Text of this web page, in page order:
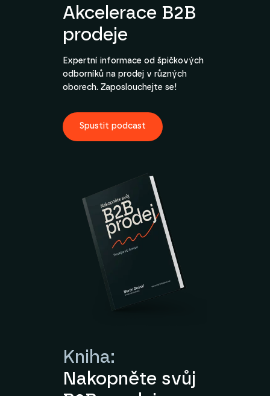
Akcelerace B2B
prodeje
Expertní informace od špičkových
odborníků na prodej v různých
oborech. Zaposlouchejte se!
Spustit podcast
Kniha:
Nakopněte svůj